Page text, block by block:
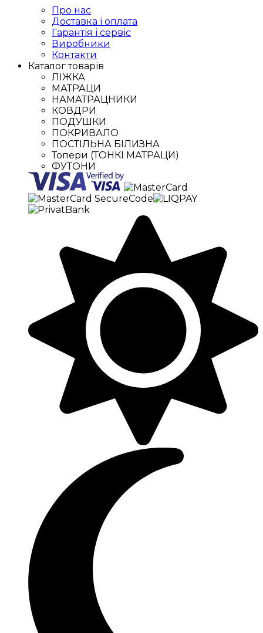
Про нас
Доставка і оплата
Гарантія і сервіс
Виробники
Контакти
Каталог товарів
ЛІЖКА
МАТРАЦИ
НАМАТРАЦНИКИ
КОВДРИ
ПОДУШКИ
ПОКРИВАЛО
ПОСТІЛЬНА БІЛИЗНА
Топери (ТОНКІ МАТРАЦИ)
ФУТОНИ